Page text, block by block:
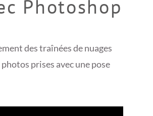
Photoshop
des traînées de nuages
prises avec une pose